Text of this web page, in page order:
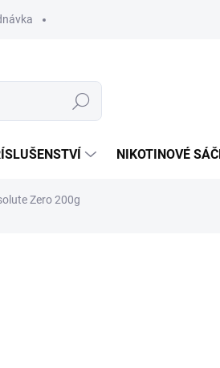
Hledat
NIKOTINOVÉ
Zero 200g